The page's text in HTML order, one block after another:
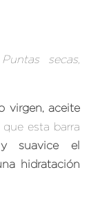
secas,
virgen, aceite
que esta barra
y suavice el
hidratación